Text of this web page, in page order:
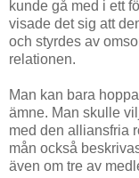
kunde gå med i ett
visade det sig att
och styrdes av
relationen.
Man kan bara
ämne. Man skulle
med den alliansfria
mån också
även om tre av